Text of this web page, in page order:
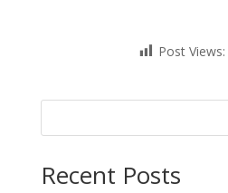
Post Views:
Recent Posts